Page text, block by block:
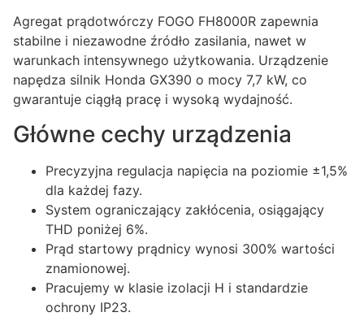
Agregat prądotwórczy FOGO FH8000R zapewnia
stabilne i niezawodne źródło zasilania, nawet w
warunkach intensywnego użytkowania. Urządzenie
napędza silnik Honda GX390 o mocy 7,7 kW, co
gwarantuje ciągłą pracę i wysoką wydajność.
Główne cechy urządzenia
Precyzyjna regulacja napięcia na poziomie ±1,5%
dla każdej fazy.
System ograniczający zakłócenia, osiągający
THD poniżej 6%.
Prąd startowy prądnicy wynosi 300% wartości
znamionowej.
Pracujemy w klasie izolacji H i standardzie
ochrony IP23.